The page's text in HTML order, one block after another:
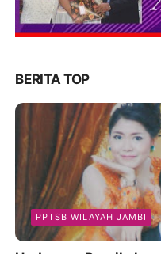
BERITA TOP
PPTSB WILAYAH JAMBI